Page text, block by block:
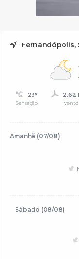
Fernandópolis,
23°
Sensação
2.62
Vento
Amanhã (07/08)
Sábado (08/08)